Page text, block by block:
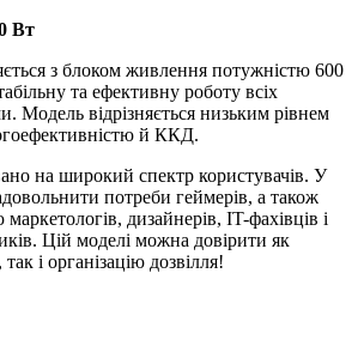
Вт
з блоком живлення потужністю 600
та ефективну роботу всіх
Модель відрізняється низьким рівнем
й ККД.
на широкий спектр користувачів. У
потреби геймерів, а також
дизайнерів, IT-фахівців і
Цій моделі можна довірити як
і організацію дозвілля!